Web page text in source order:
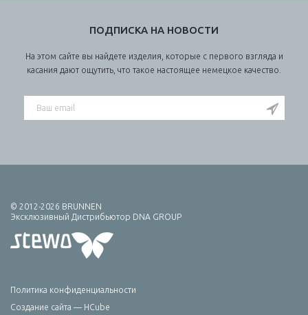
ПОДПИСКА НА НОВОСТИ
На этом сайте вы найдете изделия, которые с первого взгляда и
касания дают ощутить, что такое настоящее немецкое качество.
© 2012-2026 BRUNNEN
Эксклюзивный Дистрибьютор DNA GROUP
Политика конфиденциальности
Создание сайта — HCube